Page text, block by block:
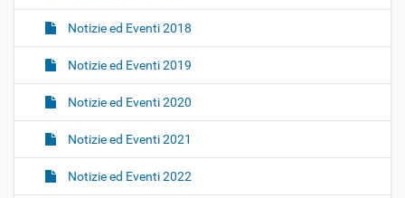
Notizie ed Eventi 2018
Notizie ed Eventi 2019
Notizie ed Eventi 2020
Notizie ed Eventi 2021
Notizie ed Eventi 2022